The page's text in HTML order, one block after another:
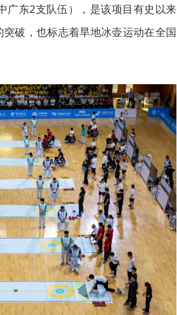
广东2支队伍），是该项目有史以来
破，也标志着旱地冰壶运动在全国